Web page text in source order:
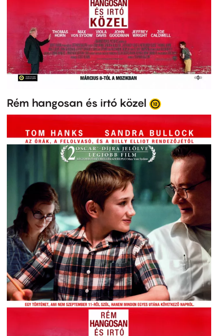
Rém hangosan és irtó közel